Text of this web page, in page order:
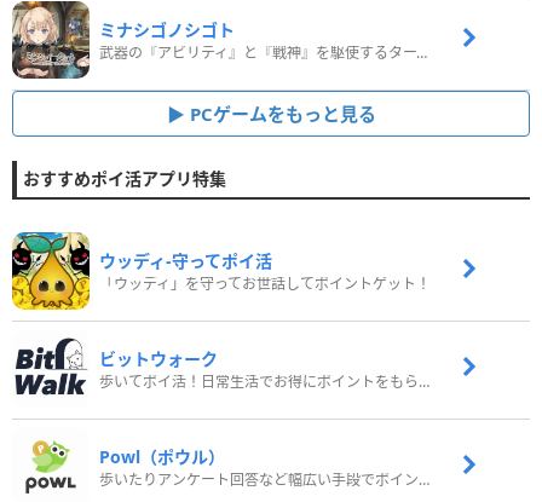
ミナシゴノシゴト
武器の『アビリティ』と『戦神』を駆使するターン制コマンドバトルRPG！
PCゲームをもっと見る
おすすめポイ活アプリ特集
ウッディ‐守ってポイ活
「ウッディ」を守ってお世話してポイントゲット！
ビットウォーク
歩いてポイ活！日常生活でお得にポイントをもらおう
Powl（ポウル）
歩いたりアンケート回答など幅広い手段でポイントをゲット